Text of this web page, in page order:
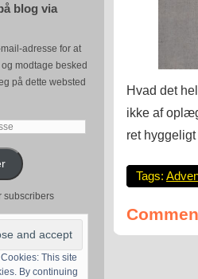
blog via
adresse for at
modtage besked
på dette websted
subscribers
This site
By continuing
Hvad det
ikke af
ret
Tags: